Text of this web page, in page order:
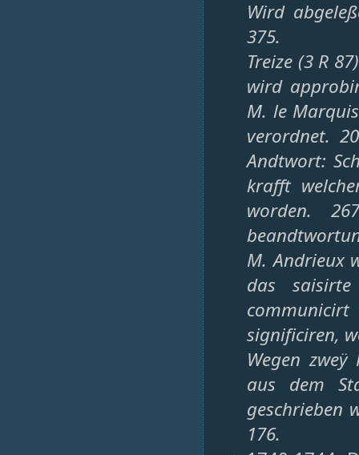
Wird
375.
Treize (3 R
wird
M. le
verordnet.
Andtwort:
krafft
worden.
M. Andrieux
das
significiren,
Wegen
aus dem
geschrieben
176.